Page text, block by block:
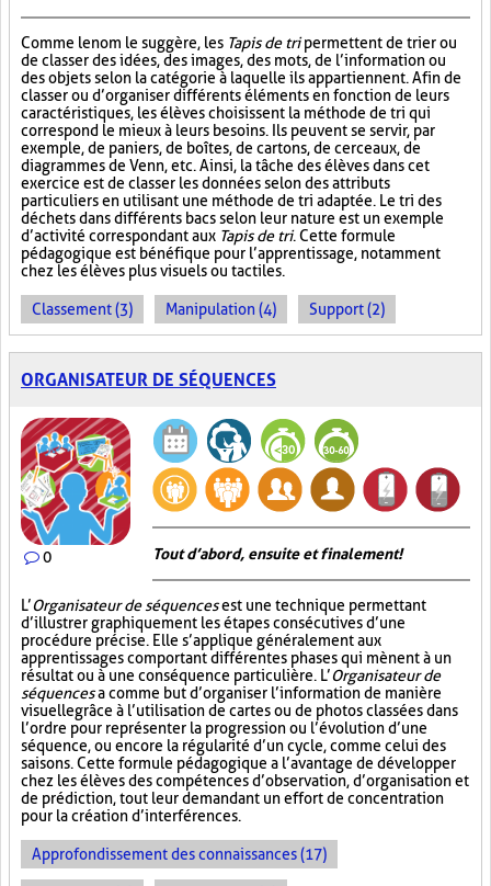
Comme le nom le suggère, les Tapis de tripermettent de trier ou
de classer des idées, des images, des mots, de l’information ou
des objets selon la catégorie à laquelle ils appartiennent. Afin de
classer ou d’organiser différents éléments en fonction de leurs
caractéristiques, les élèves choisissent la méthode de tri qui
correspond le mieux à leurs besoins. Ils peuvent se servir, par
exemple, de paniers, de boîtes, de cartons, de cerceaux, de
diagrammes de Venn, etc. Ainsi, la tâche des élèves dans cet
exercice est de classer les données selon des attributs
particuliers en utilisant une méthode de tri adaptée. Le tri des
déchets dans différents bacs selon leur nature est un exemple
d’activité correspondant aux Tapis de tri. Cette formule
pédagogique est bénéfique pour l’apprentissage, notamment
chez les élèves plus visuels ou tactiles.
Classement (3) Manipulation (4) Support (2)
ORGANISATEUR DE SÉQUENCES
0 Tout d’abord, ensuite et finalement!
L’Organisateur de séquencesest une technique permettant
d’illustrer graphiquement les étapes consécutives d’une
procédure précise. Elle s’applique généralement aux
apprentissages comportant différentes phases qui mènent à un
résultat ou à une conséquence particulière. L’Organisateur de
séquencesa comme but d’organiser l’information de manière
visuellegrâce à l’utilisation de cartes ou de photos classées dans
l’ordre pour représenter la progression ou l’évolution d’une
séquence, ou encore la régularité d’un cycle, comme celui des
saisons. Cette formule pédagogique a l’avantage de développer
chez les élèves des compétences d’observation, d’organisation et
de prédiction, tout leur demandant un effort de concentration
pour la création d’interférences.
Approfondissement des connaissances (17)